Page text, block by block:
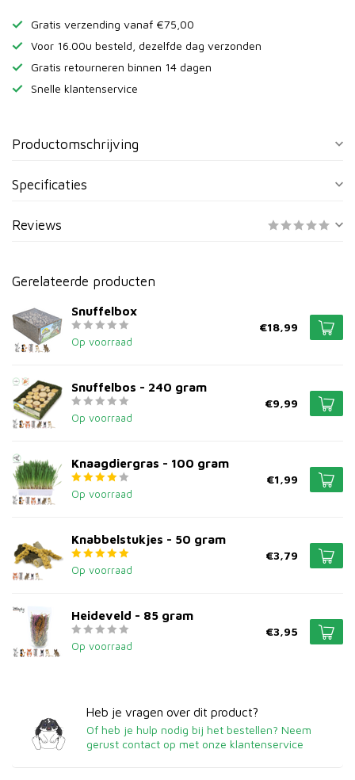
Gratis verzending vanaf €75,00
Voor 16.00u besteld, dezelfde dag verzonden
Gratis retourneren binnen 14 dagen
Snelle klantenservice
Productomschrijving
Specificaties
Reviews
Gerelateerde producten
Snuffelbox
Op voorraad
€18,99
Snuffelbos - 240 gram
Op voorraad
€9,99
Knaagdiergras - 100 gram
Op voorraad
€1,99
Knabbelstukjes - 50 gram
Op voorraad
€3,79
Heideveld - 85 gram
Op voorraad
€3,95
Heb je vragen over dit product?
Of heb je hulp nodig bij het bestellen? Neem
gerust contact op met onze klantenservice